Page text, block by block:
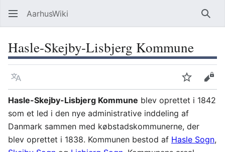
AarhusWiki Søg
Hasle-Skejby-Lisbjerg Kommune
Sprog OvervågVis
Hasle-Skejby-Lisbjerg Kommune blev oprettet i 1842
som et led i den nye administrative inddeling af
Danmark sammen med købstadskommunerne, der
blev oprettet i 1838. Kommunen bestod af Hasle Sogn,